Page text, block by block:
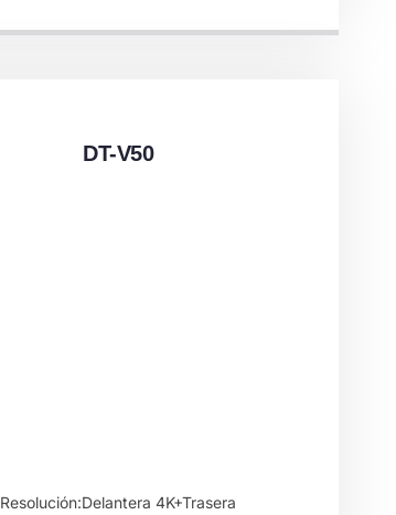
DT-V50
Resolución:Delantera 4K+Trasera